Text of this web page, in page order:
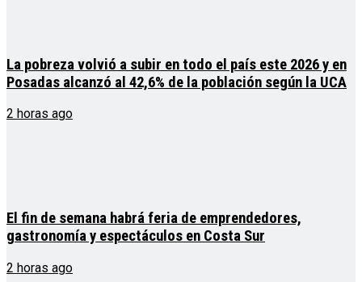
La pobreza volvió a subir en todo el país este 2026 y en
Posadas alcanzó al 42,6% de la población según la UCA
2 horas ago
El fin de semana habrá feria de emprendedores,
gastronomía y espectáculos en Costa Sur
2 horas ago